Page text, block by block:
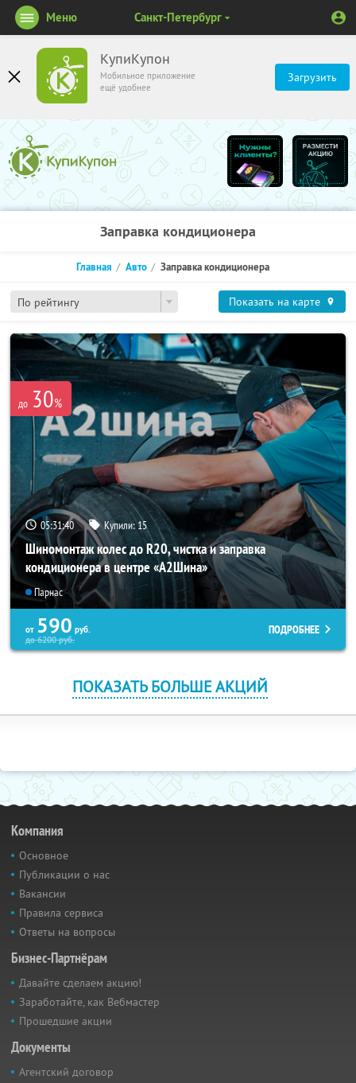
КупиКупон
Мобильное приложение
ещё удобнее
Загрузить
Меню Санкт-Петербург
Заправка кондиционера
По рейтингу
Главная Авто Заправка кондиционера
Показать на карте
до 30%
05:31:40 Купили:15
Шиномонтаж колес до R20, чистка и заправка
кондиционера в центре «A2Шина»
Парнас
от 590 руб.
до6200руб.
ПОДРОБНЕЕ
ПОКАЗАТЬ БОЛЬШЕ АКЦИЙ
Компания
Основное
Публикации о нас
Вакансии
Правила сервиса
Ответы на вопросы
Бизнес-Партнёрам
Давайте сделаем акцию!
Заработайте, как Вебмастер
Прошедшие акции
Документы
Агентский договор